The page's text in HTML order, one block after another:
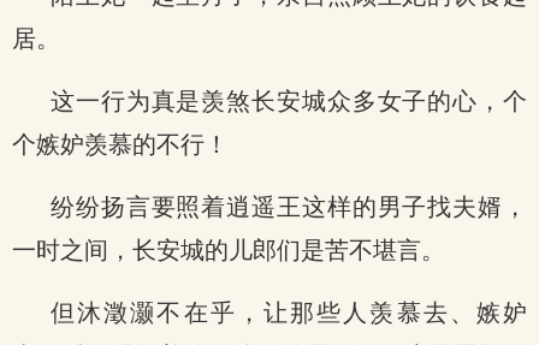
居。
这一行为真是羡煞长安城众多女子的心，个
个嫉妒羡慕的不行！
纷纷扬言要照着逍遥王这样的男子找夫婿，
一时之间，长安城的儿郎们是苦不堪言。
但沐澂灏不在乎，让那些人羡慕去、嫉妒